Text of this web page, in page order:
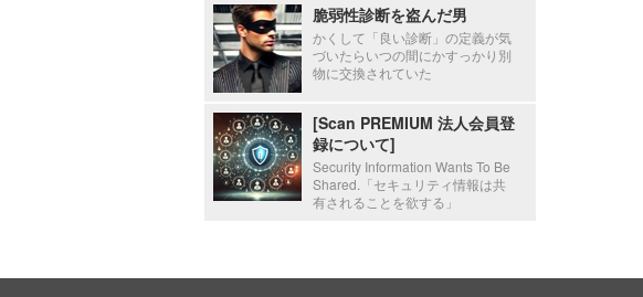
脆弱性診断を盗んだ男
かくして「良い診断」の定義が気
づいたらいつの間にかすっかり別
物に交換されていた
[Scan PREMIUM 法人会員登
録について]
Security Information Wants To Be
Shared.「セキュリティ情報は共
有されることを欲する」